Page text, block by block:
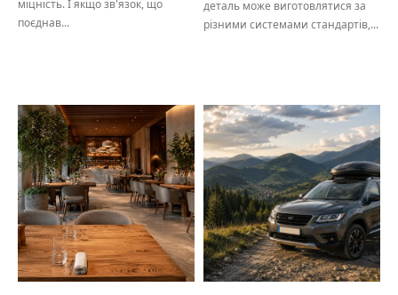
міцність. І якщо зв'язок, що
поєднав...
деталь може виготовлятися за
різними системами стандартів,...